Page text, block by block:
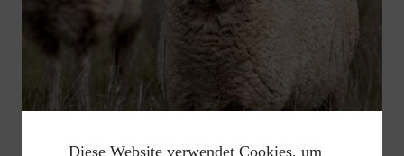
Diese Website verwendet Cookies, um